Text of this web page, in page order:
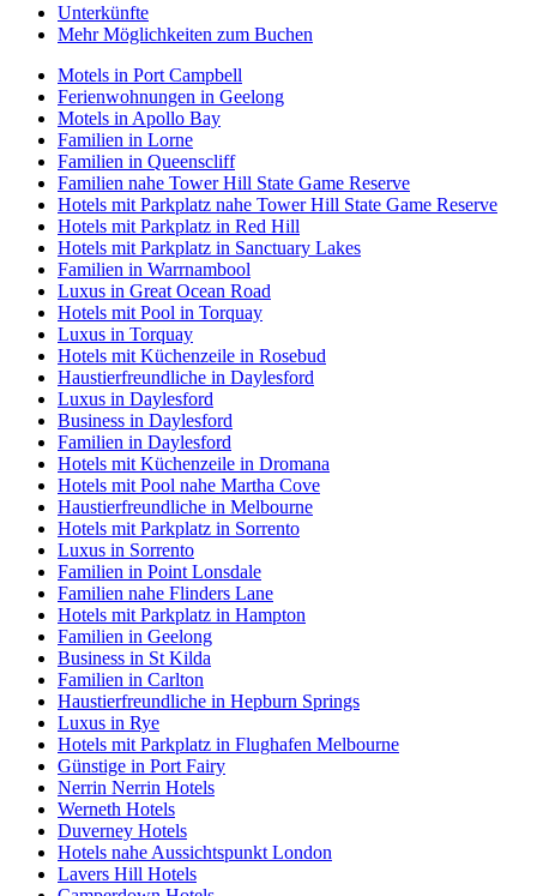
Unterkünfte
Mehr Möglichkeiten zum Buchen
Motels in Port Campbell
Ferienwohnungen in Geelong
Motels in Apollo Bay
Familien in Lorne
Familien in Queenscliff
Familien nahe Tower Hill State Game Reserve
Hotels mit Parkplatz nahe Tower Hill State Game Reserve
Hotels mit Parkplatz in Red Hill
Hotels mit Parkplatz in Sanctuary Lakes
Familien in Warrnambool
Luxus in Great Ocean Road
Hotels mit Pool in Torquay
Luxus in Torquay
Hotels mit Küchenzeile in Rosebud
Haustierfreundliche in Daylesford
Luxus in Daylesford
Business in Daylesford
Familien in Daylesford
Hotels mit Küchenzeile in Dromana
Hotels mit Pool nahe Martha Cove
Haustierfreundliche in Melbourne
Hotels mit Parkplatz in Sorrento
Luxus in Sorrento
Familien in Point Lonsdale
Familien nahe Flinders Lane
Hotels mit Parkplatz in Hampton
Familien in Geelong
Business in St Kilda
Familien in Carlton
Haustierfreundliche in Hepburn Springs
Luxus in Rye
Hotels mit Parkplatz in Flughafen Melbourne
Günstige in Port Fairy
Nerrin Nerrin Hotels
Werneth Hotels
Duverney Hotels
Hotels nahe Aussichtspunkt London
Lavers Hill Hotels